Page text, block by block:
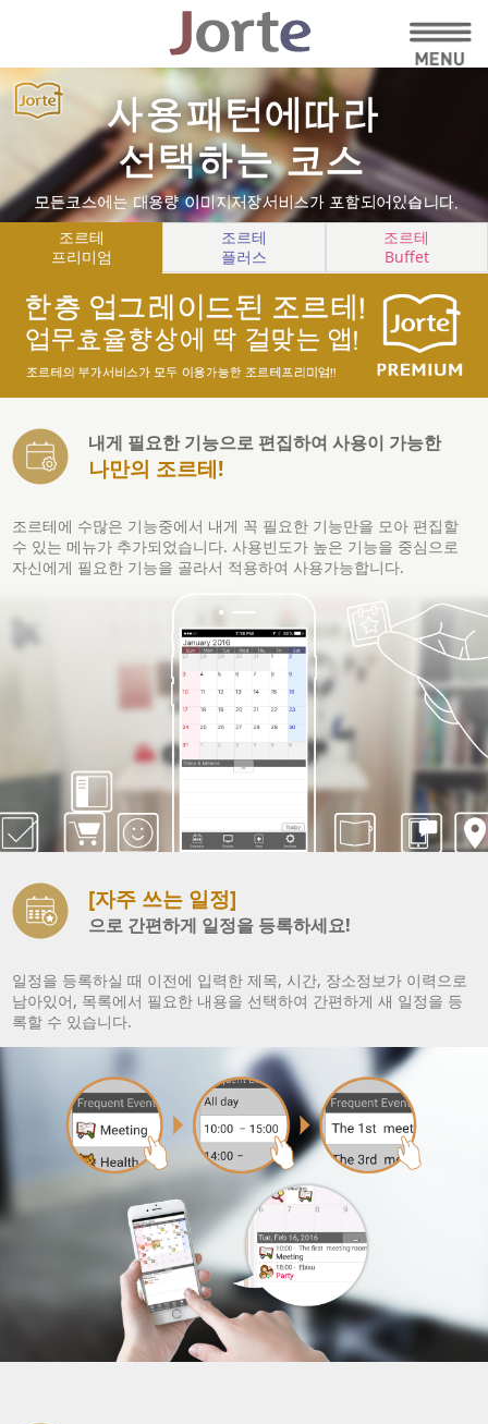
조르테
프리미엄
조르테
플러스
조르테
Buffet
내게 필요한 기능으로 편집하여 사용이 가능한
나만의 조르테!
조르테에 수많은 기능중에서 내게 꼭 필요한 기능만을 모아 편집할
수 있는 메뉴가 추가되었습니다. 사용빈도가 높은 기능을 중심으로
자신에게 필요한 기능을 골라서 적용하여 사용가능합니다.
[자주 쓰는 일정]
으로 간편하게 일정을 등록하세요!
일정을 등록하실 때 이전에 입력한 제목, 시간, 장소정보가 이력으로
남아있어, 목록에서 필요한 내용을 선택하여 간편하게 새 일정을 등
록할 수 있습니다.